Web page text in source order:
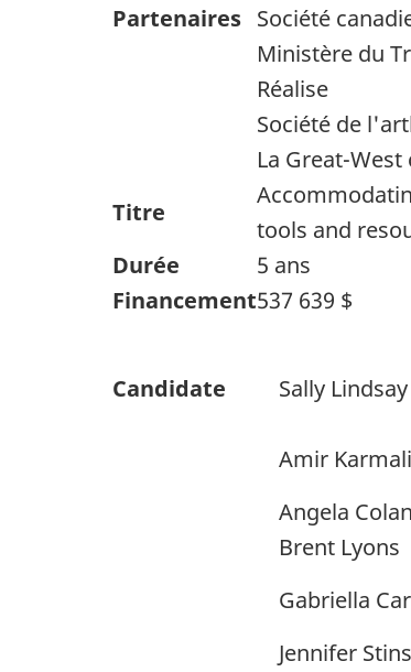
Partenaires Société
Ministère du
Réalise
Société de
La Great-
Titre
tools and
Durée
5 ans
Financement537 639 $
Candidate Sally Lindsay
Amir Karmali
Angela
Brent Lyons
Gabriella
Jennifer